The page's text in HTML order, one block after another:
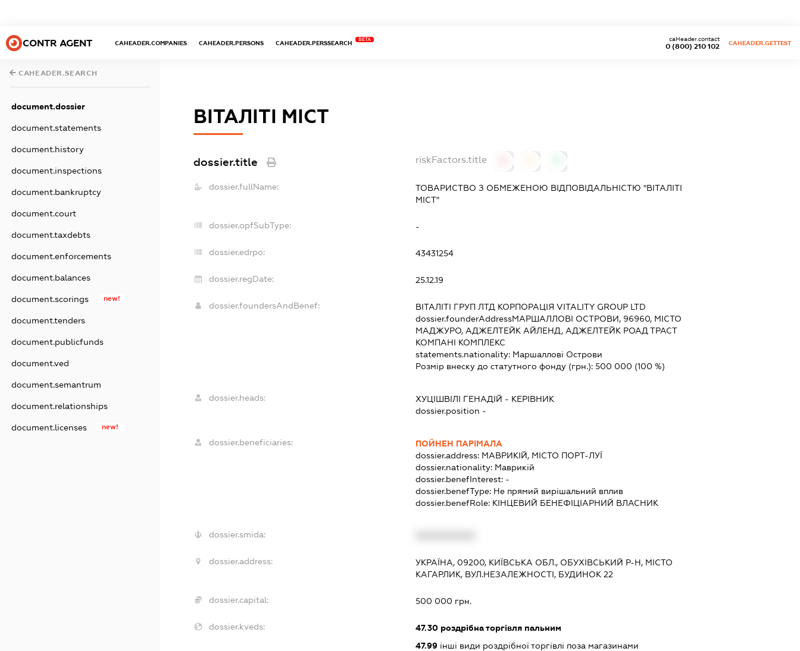
CONTR AGENT CAHEADER.COMPANIES CAHEADER.PERSONS CAHEADER.PERSSEARCH
BETA
0 (800) 210 102
caHeader.contact
CAHEADER.GETTEST
CAHEADER.SEARCH
document.dossier
document.statements
document.history
document.inspections
document.bankruptcy
document.court
document.taxdebts
document.enforcements
document.balances
document.scorings new!
document.tenders
document.publicfunds
document.ved
document.semantrum
document.relationships
document.licenses new!
ВІТАЛІТІ МІСТ
dossier.title riskFactors.title
dossier.fullName:
ТОВАРИСТВО З ОБМЕЖЕНОЮ ВІДПОВІДАЛЬНІСТЮ "ВІТАЛІТІ
МІСТ"
dossier.opfSubType: -
dossier.edrpo: 43431254
dossier.regDate: 25.12.19
dossier.foundersAndBenef:
ВІТАЛІТІ ГРУП ЛТД КОРПОРАЦІЯ VITALITY GROUP LTD
dossier.founderAddressМАРШАЛЛОВІ ОСТРОВИ, 96960, МІСТО
МАДЖУРО, АДЖЕЛТЕЙК АЙЛЕНД, АДЖЕЛТЕЙК РОАД ТРАСТ
КОМПАНІ КОМПЛЕКС
statements.nationality: Маршаллові Острови
Розмір внеску до статутного фонду (грн.): 500 000 (100 %)
dossier.heads: ХУЦІШВІЛІ ГЕНАДІЙ - КЕРІВНИК
dossier.position -
dossier.beneficiaries:
ПОЙНЕН ПАРІМАЛА
dossier.address: МАВРИКІЙ, МІСТО ПОРТ-ЛУЇ
dossier.nationality: Маврикій
dossier.benefInterest: -
dossier.benefType: Не прямий вирішальний вплив
dossier.benefRole: КІНЦЕВИЙ БЕНЕФІЦІАРНИЙ ВЛАСНИК
dossier.smida:
dossier.address:
УКРАЇНА, 09200, КИЇВСЬКА ОБЛ., ОБУХІВСЬКИЙ Р-Н, МІСТО
КАГАРЛИК, ВУЛ.НЕЗАЛЕЖНОСТІ, БУДИНОК 22
dossier.capital: 500 000 грн.
dossier.kveds: 47.30роздрібна торгівля пальним
47.99інші види роздрібної торгівлі поза магазинами